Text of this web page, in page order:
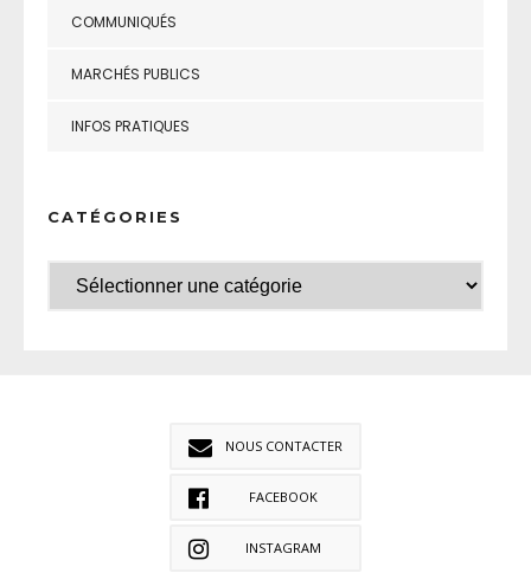
COMMUNIQUÉS
MARCHÉS PUBLICS
INFOS PRATIQUES
CATÉGORIES
NOUS CONTACTER
FACEBOOK
INSTAGRAM